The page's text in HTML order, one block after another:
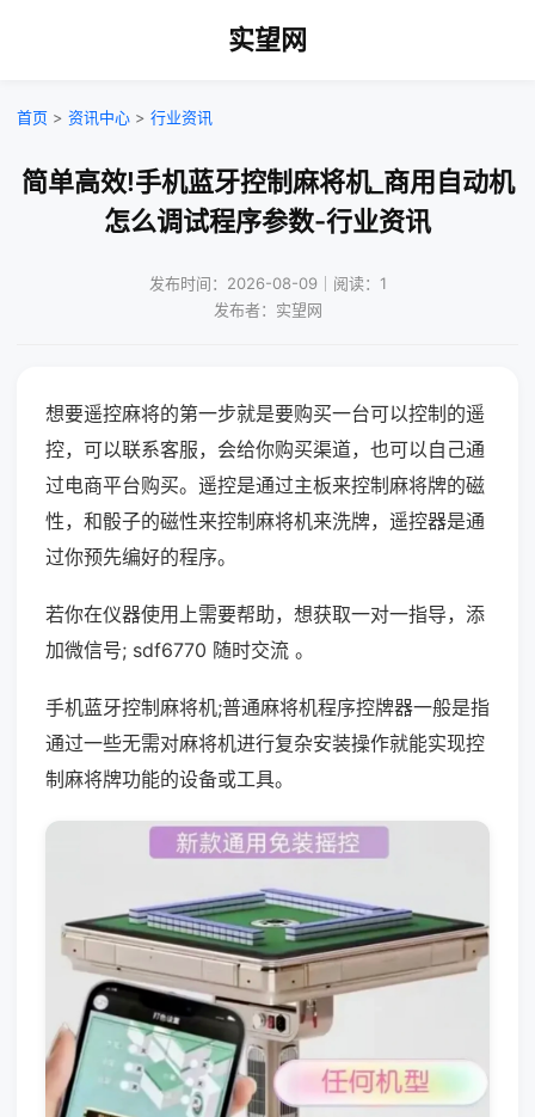
实望网
首页 > 资讯中心 > 行业资讯
简单高效!手机蓝牙控制麻将机_商用自动机
怎么调试程序参数-行业资讯
发布时间：2026-08-09｜阅读：1
发布者：实望网
想要遥控麻将的第一步就是要购买一台可以控制的遥
控，可以联系客服，会给你购买渠道，也可以自己通
过电商平台购买。遥控是通过主板来控制麻将牌的磁
性，和骰子的磁性来控制麻将机来洗牌，遥控器是通
过你预先编好的程序。
若你在仪器使用上需要帮助，想获取一对一指导，添
加微信号; sdf6770 随时交流 。
手机蓝牙控制麻将机;普通麻将机程序控牌器一般是指
通过一些无需对麻将机进行复杂安装操作就能实现控
制麻将牌功能的设备或工具。